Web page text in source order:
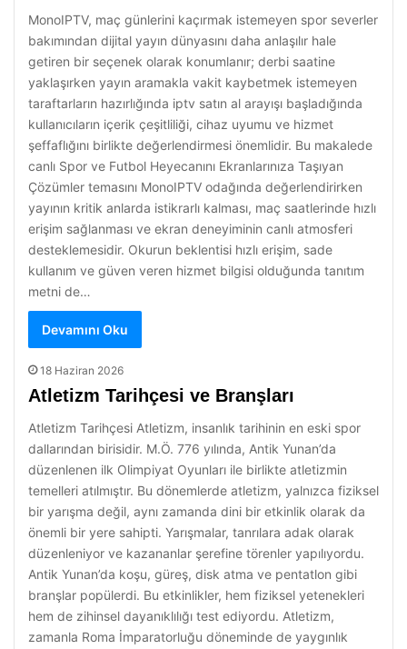
MonoIPTV, maç günlerini kaçırmak istemeyen spor severler
bakımından dijital yayın dünyasını daha anlaşılır hale
getiren bir seçenek olarak konumlanır; derbi saatine
yaklaşırken yayın aramakla vakit kaybetmek istemeyen
taraftarların hazırlığında iptv satın al arayışı başladığında
kullanıcıların içerik çeşitliliği, cihaz uyumu ve hizmet
şeffaflığını birlikte değerlendirmesi önemlidir. Bu makalede
canlı Spor ve Futbol Heyecanını Ekranlarınıza Taşıyan
Çözümler temasını MonoIPTV odağında değerlendirirken
yayının kritik anlarda istikrarlı kalması, maç saatlerinde hızlı
erişim sağlanması ve ekran deneyiminin canlı atmosferi
desteklemesidir. Okurun beklentisi hızlı erişim, sade
kullanım ve güven veren hizmet bilgisi olduğunda tanıtım
metni de…
Devamını Oku
18 Haziran 2026
Atletizm Tarihçesi ve Branşları
Atletizm Tarihçesi Atletizm, insanlık tarihinin en eski spor
dallarından birisidir. M.Ö. 776 yılında, Antik Yunan’da
düzenlenen ilk Olimpiyat Oyunları ile birlikte atletizmin
temelleri atılmıştır. Bu dönemlerde atletizm, yalnızca fiziksel
bir yarışma değil, aynı zamanda dini bir etkinlik olarak da
önemli bir yere sahipti. Yarışmalar, tanrılara adak olarak
düzenleniyor ve kazananlar şerefine törenler yapılıyordu.
Antik Yunan’da koşu, güreş, disk atma ve pentatlon gibi
branşlar popülerdi. Bu etkinlikler, hem fiziksel yetenekleri
hem de zihinsel dayanıklılığı test ediyordu. Atletizm,
zamanla Roma İmparatorluğu döneminde de yaygınlık